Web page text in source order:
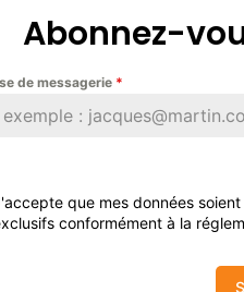
Abonnez-
de messagerie *
que mes données
conformément à la